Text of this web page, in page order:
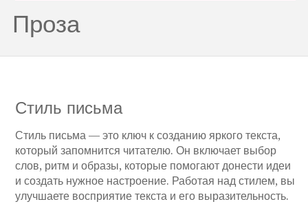
Проза
Стиль письма
Стиль письма — это ключ к созданию яркого текста,
который запомнится читателю. Он включает выбор
слов, ритм и образы, которые помогают донести идеи
и создать нужное настроение. Работая над стилем, вы
улучшаете восприятие текста и его выразительность.